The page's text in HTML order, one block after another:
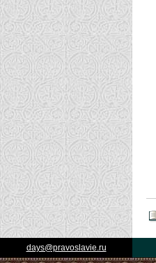
days@pravoslavie.ru